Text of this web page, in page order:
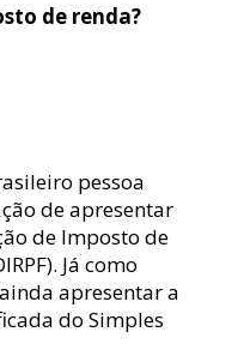
de renda?
pessoa
de apresentar
de Imposto de
Já como
apresentar a
do Simples